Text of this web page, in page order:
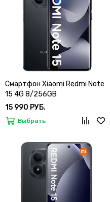
Смартфон Xiaomi Redmi Note
15 4G 8/256GB
15 990 РУБ.
Выбрать